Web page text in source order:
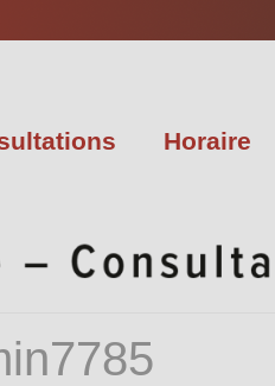
Horaire